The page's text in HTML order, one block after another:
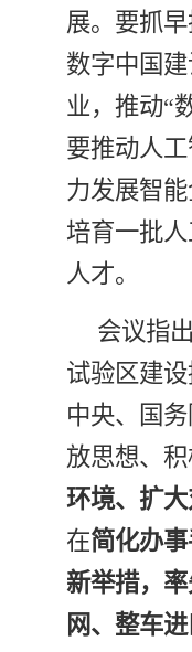
展。要抓
数字中国
业，推动“
要推动人
力发展智
培育一批
人才。
会议指
试验区建
中央、国
放思想、
环境、扩
在简化办
新举措，
网、整车